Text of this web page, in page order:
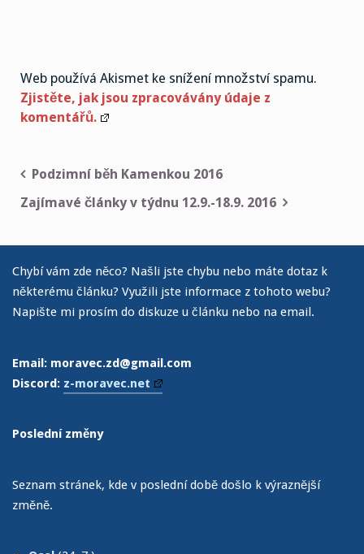
Web používá Akismet ke snížení množství spamu.
Zjistěte, jak jsou zpracovávány údaje z
komentářů.
Navigace
příspěvek
Podzimní běh Kamenkou 2016
Zajímavé články v týdnu 12.9.-18.9. 2016
Chybí vám zde něco? Našli jste chybu nebo máte dotaz k
některému článku? Využili jste informace z tohoto webu?
Napište mi prosím do diskuze u článku nebo na email.
Email: moravec.zd@gmail.com
Discord: z-moravec.net
Poslední změny
Seznam stránek, kde v poslední době došlo k výraznější
změně.